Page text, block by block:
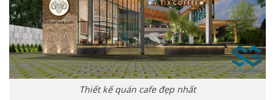
Thiết kế quán cafe đẹp nhất